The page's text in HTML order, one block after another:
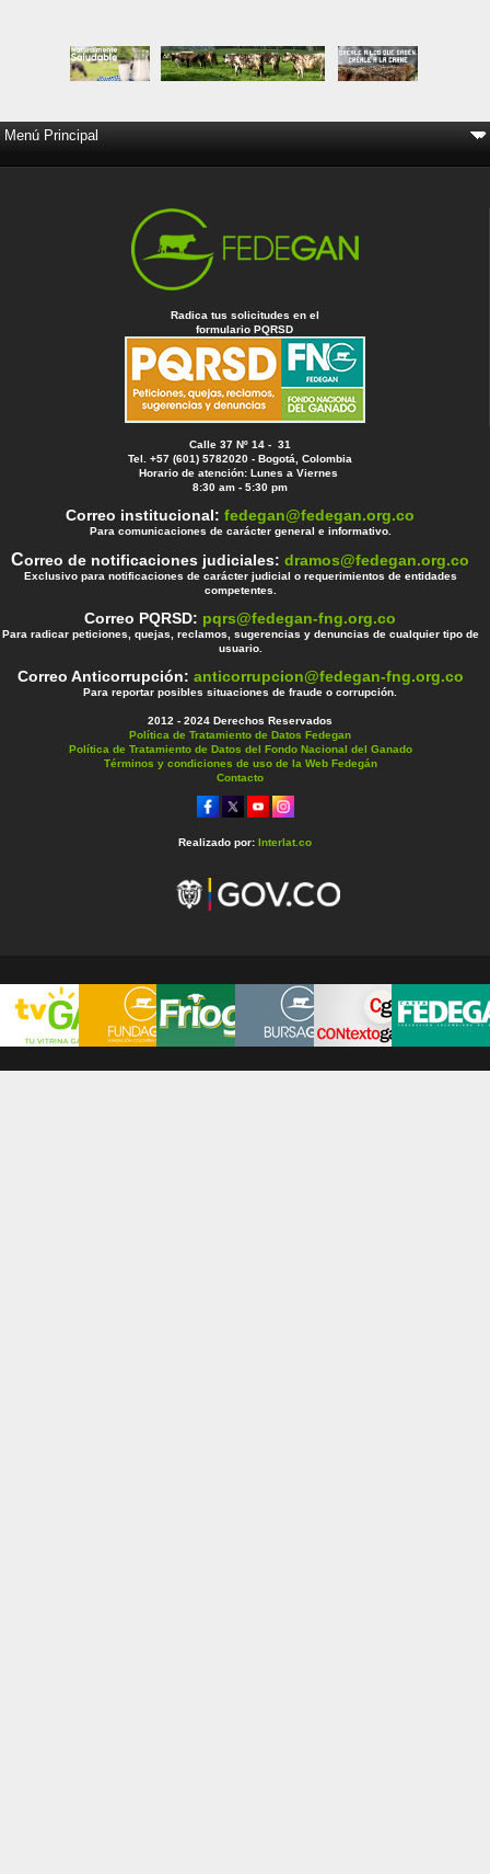
Radica tus solicitudes en el
formulario PQRSD
Calle 37 Nº 14 - 31
Tel. +57 (601) 5782020 - Bogotá, Colombia
Horario de atención: Lunes a Viernes
8:30 am - 5:30 pm
Correo institucional:fedegan@fedegan.org.co
Para comunicaciones de carácter general e informativo.
Correo de notificaciones judiciales:dramos@fedegan.org.co
Exclusivo para notificaciones de carácter judicial o requerimientos de entidades
competentes.
Correo PQRSD: pqrs@fedegan-fng.org.co
Para radicar peticiones, quejas, reclamos, sugerencias y denuncias de cualquier tipo de
usuario.
Correo Anticorrupción: anticorrupcion@fedegan-fng.org.co
Para reportar posibles situaciones de fraude o corrupción.
2012 - 2024 Derechos Reservados
Política de Tratamiento de Datos Fedegan
Política de Tratamiento de Datos del Fondo Nacional del Ganado
Términos y condiciones de uso de la Web Fedegán
Contacto
Realizado por: Interlat.co